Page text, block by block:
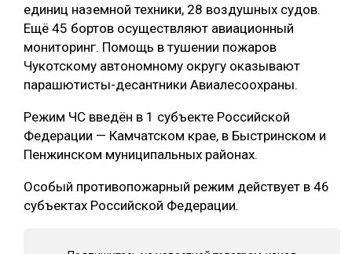
СОРТИРОВКА ДРЕВЕСИНЫ
СУШКА ДРЕВЕСИНЫ
МЕБЕЛЬНОЕ ПРОИЗВОДСТВО
единиц наземной техники, 28 воздушных судов.
Ещё 45 бортов осуществляют авиационный
мониторинг. Помощь в тушении пожаров
Чукотскому автономному округу оказывают
парашютисты-десантники Авиалесоохраны.
Режим ЧС введён в 1 субъекте Российской
Федерации — Камчатском крае, в Быстринском и
Пенжинском муниципальных районах.
Особый противопожарный режим действует в 46
субъектах Российской Федерации.